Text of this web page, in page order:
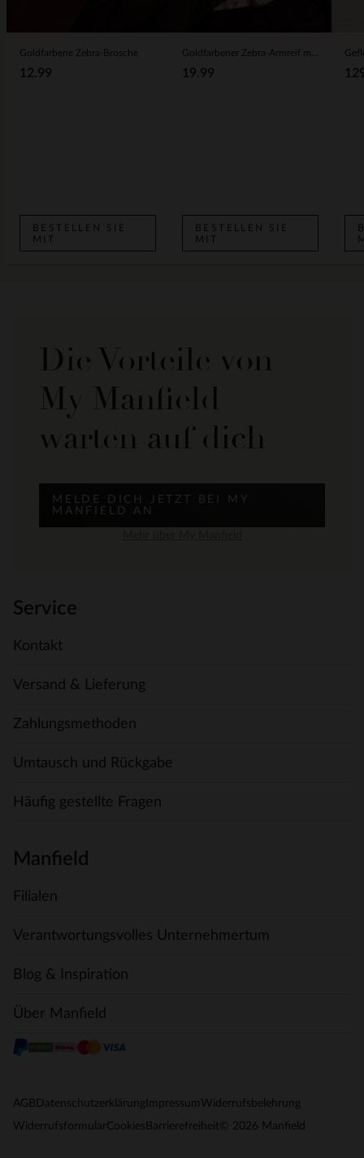
Goldfarbene Zebra-Brosche
12.99
BESTELLEN SIE
MIT
19.99
BESTELLEN SIE
MIT
Die Vorteile von
My Manfield
warten auf dich
MELDE DICH JETZT BEI MY
MANFIELD AN
Service
Kontakt
Versand & Lieferung
Zahlungsmethoden
Umtausch und Rückgabe
Häufig gestellte Fragen
Manfield
Filialen
Verantwortungsvolles Unternehmertum
Blog & Inspiration
Über Manfield
AGB Datenschutzerklärung Impressum Widerrufsbelehrung
WiderrufsformularCookies Barrierefreiheit © 2026 Manfield